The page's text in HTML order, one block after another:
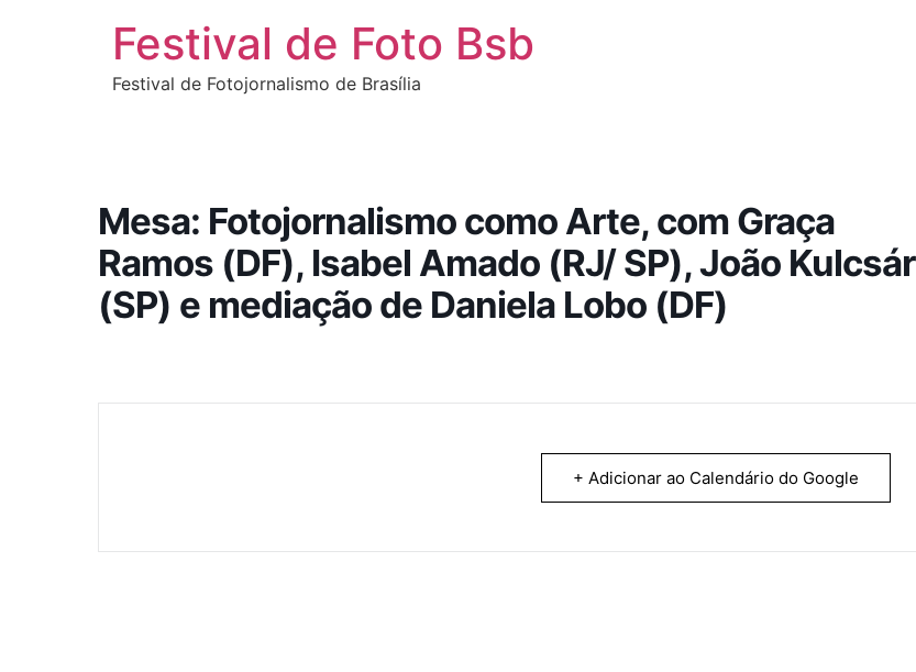
Festival de Foto Bsb
Festival de Fotojornalismo de Brasília
Mesa: Fotojornalismo como Arte, com Graça
Ramos (DF), Isabel Amado (RJ/ SP), João Kulcsár
(SP) e mediação de Daniela Lobo (DF)
+ Adicionar ao Calendário do Google